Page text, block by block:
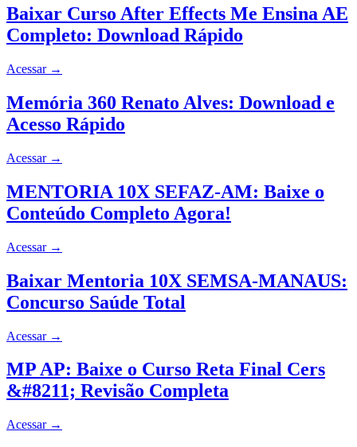
Baixar Curso After Effects Me Ensina AE
Completo: Download Rápido
Acessar →
Memória 360 Renato Alves: Download e
Acesso Rápido
Acessar →
MENTORIA 10X SEFAZ-AM: Baixe o
Conteúdo Completo Agora!
Acessar →
Baixar Mentoria 10X SEMSA-MANAUS:
Concurso Saúde Total
Acessar →
MP AP: Baixe o Curso Reta Final Cers
&#8211; Revisão Completa
Acessar →